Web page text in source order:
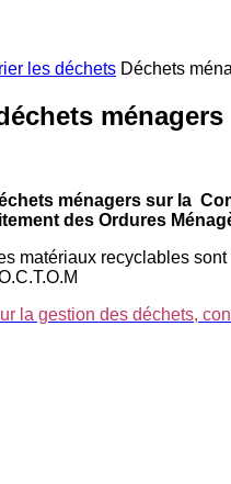
les déchets Déchets
ménagers
ménagers sur la
des Ordures
matériaux recyclables
la gestion des déchets,